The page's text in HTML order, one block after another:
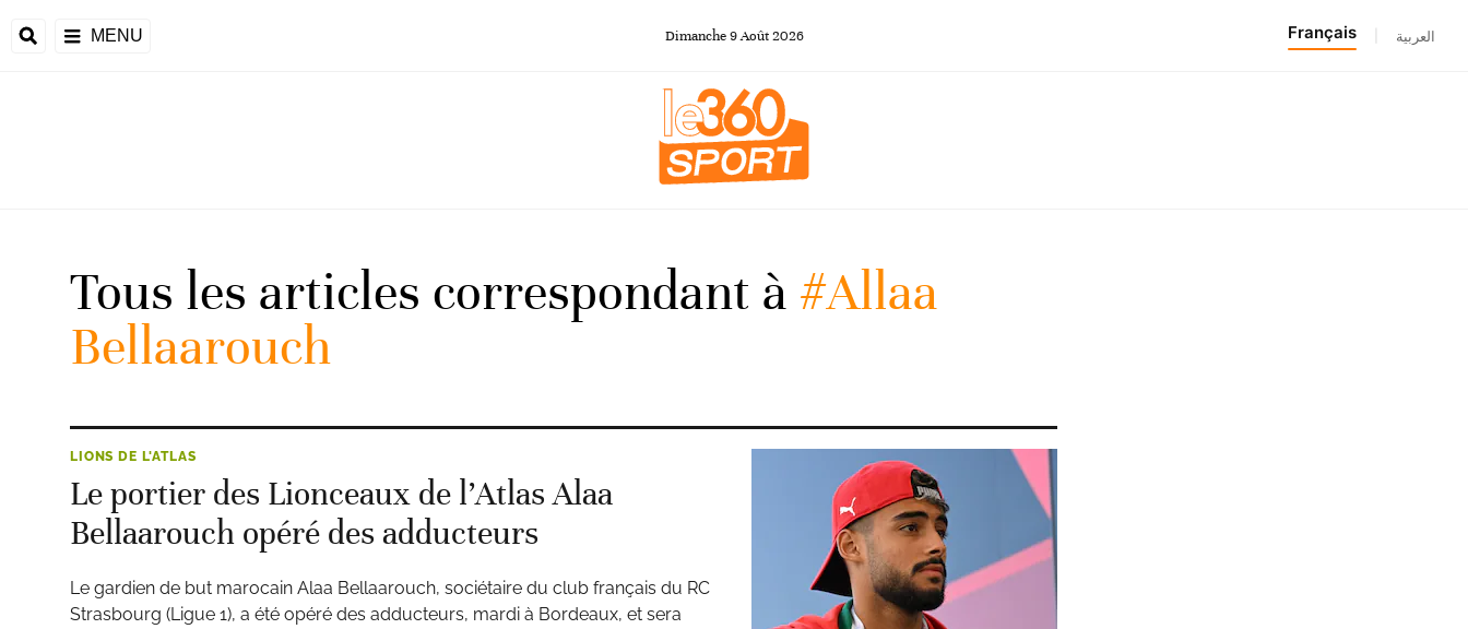
MENU Dimanche 9Août 2026 Français العربية
de l'UEFA
Tous les articles correspondant à #Allaa
Bellaarouch
LIONS DE L'ATLAS
Le portier des Lionceaux de l’Atlas Alaa
Bellaarouch opéré des adducteurs
Le gardien de but marocain Alaa Bellaarouch, sociétaire du club français du RC
Strasbourg (Ligue 1), a été opéré des adducteurs, mardi à Bordeaux, et sera